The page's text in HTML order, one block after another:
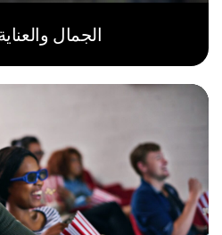
الجمال